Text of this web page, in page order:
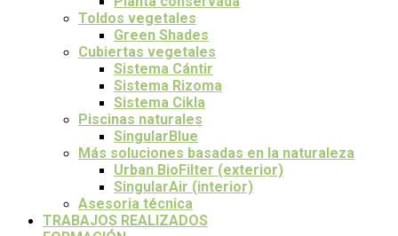
Toldos vegetales
Green Shades
Cubiertas vegetales
Sistema Cántir
Sistema Rizoma
Sistema Cikla
Piscinas naturales
SingularBlue
Más soluciones basadas en la naturaleza
Urban BioFilter (exterior)
SingularAir (interior)
Asesoria técnica
TRABAJOS REALIZADOS